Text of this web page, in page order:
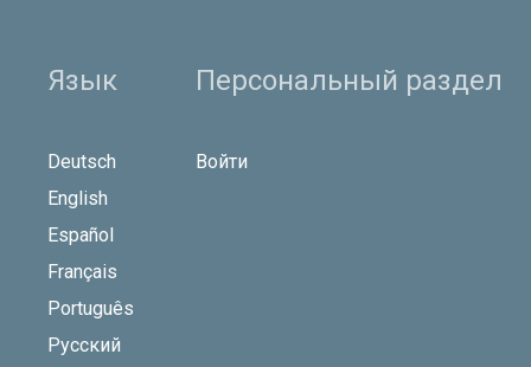
Язык
Deutsch
English
Español
Français
Português
Русский
Персональный раздел
Войти